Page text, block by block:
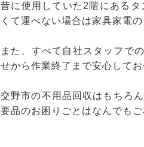
昔に使用していた2階にある
くて運べない場合は家具家電
また、すべて自社スタッフで
せから作業終了まで安心してお
交野市の不用品回収はもちろ
要品のお困りごとはなんでも